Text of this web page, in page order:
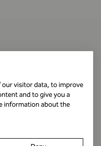
our visitor data, to improve
and to give you a
information about the